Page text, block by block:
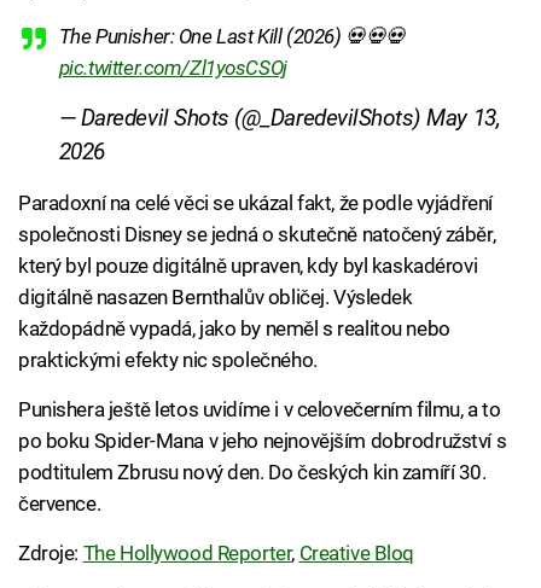
The Punisher: One Last Kill (2026) 💀💀💀
pic.twitter.com/Zl1yosCSOj
— Daredevil Shots (@_DaredevilShots)May 13,
2026
Paradoxní na celé věci se ukázal fakt, že podle vyjádření
společnosti Disney se jedná o skutečně natočený záběr,
který byl pouze digitálně upraven, kdy byl kaskadérovi
digitálně nasazen Bernthalův obličej. Výsledek
každopádně vypadá, jako by neměl s realitou nebo
praktickými efekty nic společného.
Punishera ještě letos uvidíme i v celovečerním filmu, a to
po boku Spider-Mana v jeho nejnovějším dobrodružství s
podtitulem Zbrusu nový den. Do českých kin zamíří 30.
července.
Zdroje: The Hollywood Reporter, Creative Bloq